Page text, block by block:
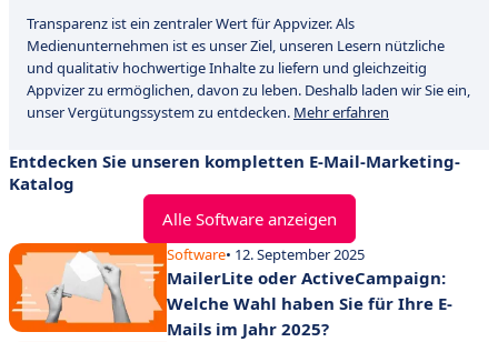
Transparenz ist ein zentraler Wert für Appvizer. Als
Medienunternehmen ist es unser Ziel, unseren Lesern nützliche
und qualitativ hochwertige Inhalte zu liefern und gleichzeitig
Appvizer zu ermöglichen, davon zu leben. Deshalb laden wir Sie ein,
unser Vergütungssystem zu entdecken. Mehr erfahren
Entdecken Sie unseren kompletten E-Mail-Marketing-
Katalog
Alle Software anzeigen
Software• 12. September 2025
MailerLite oder ActiveCampaign:
Welche Wahl haben Sie für Ihre E-
Mails im Jahr 2025?